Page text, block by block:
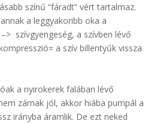
színű “fáradt” vért tartalmaz.
a leggyakoribb oka a
szívgyengeség, a szívben lévő
a szív billentyűk vissza
a nyirokerek falában lévő
zárnak jól, akkor hiába pumpál a
irányba áramlik. De ezt neked